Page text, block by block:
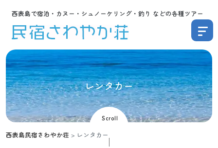
西表島で宿泊・カヌー・シュノーケリング・釣り などの各種ツアー
レンタカー
Scroll
西表島民宿さわやか荘 > レンタカー